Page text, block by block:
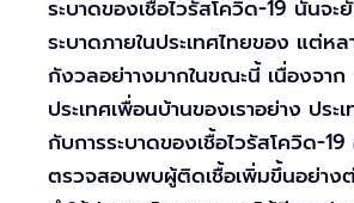
ระบาดของเชื้อไวรัสโควิด-19 นั้นจะ
ระบาดภายในประเทศไทยของ แต่ห
กังวลอย่าางมากในขณะนี้ เนื่องจา
ประเทศเพื่อนบ้านของเราอย่าง ประ
กับการระบาดของเชื้อไวรัสโควิด-
ตรวจสอบพบผู้ติดเชื้อเพิ่มขึ้นอย่าง